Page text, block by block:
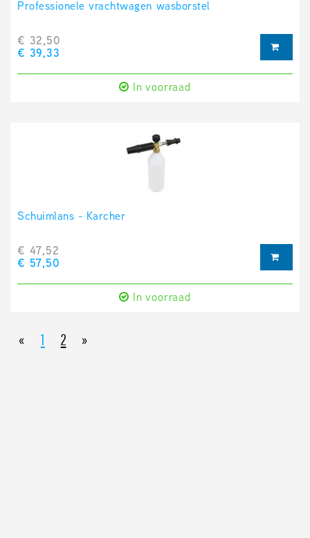
Professionele vrachtwagen wasborstel
€ 32,50
€ 39,33
In voorraad
Schuimlans - Karcher
€ 47,52
€ 57,50
In voorraad
« 1 2 »